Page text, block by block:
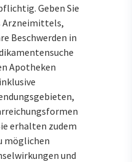
Geben Sie
Arzneimittels,
Beschwerden in
Apotheken
erhalten zudem
möglichen
und